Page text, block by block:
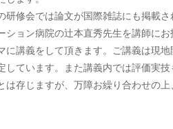
研修会では論文が国際雑誌にも掲載
ション病院の辻本直秀先生を講師に
に講義をして頂きます。ご講義は現
しています。また講義内では評価実
は存じますが、万障お繰り合わせの